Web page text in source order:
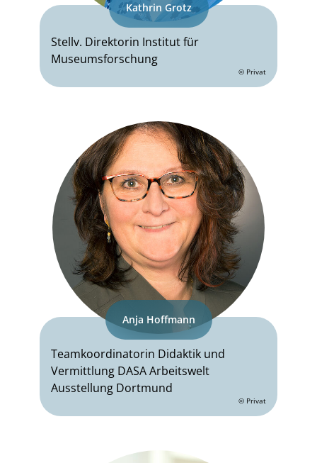
Kathrin Grotz
Stellv. Direktorin Institut für
Museumsforschung
© Privat
Anja Hoffmann
Teamkoordinatorin Didaktik und
Vermittlung DASA Arbeitswelt
Ausstellung Dortmund
© Privat